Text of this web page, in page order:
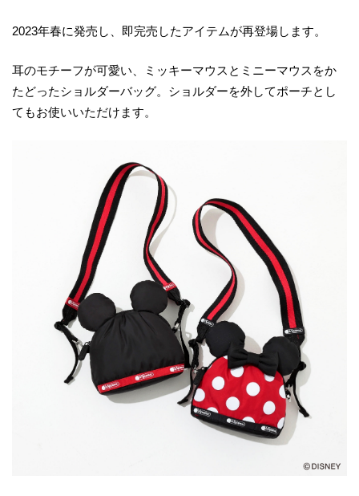
2023年春に発売し、即完売したアイテムが再登場します。
耳のモチーフが可愛い、ミッキーマウスとミニーマウスをか
たどったショルダーバッグ。ショルダーを外してポーチとし
てもお使いいただけます。